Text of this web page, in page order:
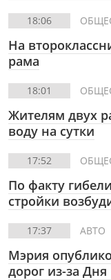
18:06
На
рама
18:01
Жителям двух
воду на сутки
17:52
По факту
стройки
17:37 АВТО
Мэрия
дорог из-за Дня